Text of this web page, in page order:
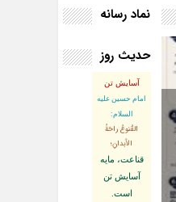
نماد رسانه
حدیث روز
آسایش تن
امام حسین علیه
السلام:
القُنوعُ راحَةُ
الأبدانِ؛
قناعت، مايه
آسايش تن
است.